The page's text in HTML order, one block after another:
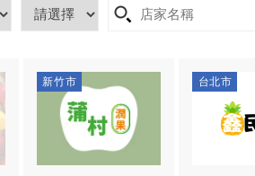
新竹市 台北市